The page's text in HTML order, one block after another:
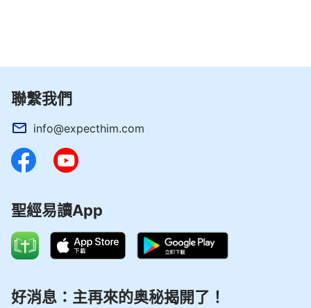
壞，人的良心麻木，道德敗壞，思想腐朽，精神面貌
就順服的，本是理智、良心健全的，本是人性正常
的。當人經撒但敗壞之後，人原有的理智、原有的良
心、原有的人性都麻木了，都被撒但破壞了，這樣人
對神的順服、對神的愛也都失去了。人的理智失常，
越多、越來越重，但人還不知道也不認識，只是在一
他又發信息交通說：「人類被撒但敗壞後，沒有
數都是追求得福，追求名譽地位，沒有人渴慕真理，
聯繫我們
info@expecthim.com
聖經易讀App
好消息：主再來的奥秘揭開了！